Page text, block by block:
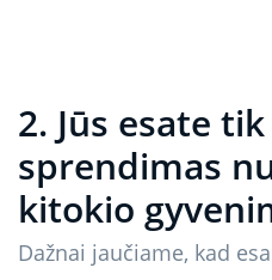
2. Jūs esate
sprendimas
kitokio
Dažnai jaučiame, kad